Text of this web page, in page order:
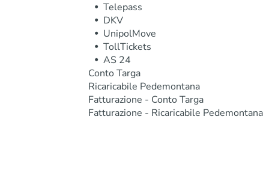
Telepass
DKV
UnipolMove
TollTickets
AS 24
Conto Targa
Ricaricabile Pedemontana
Fatturazione - Conto Targa
Fatturazione - Ricaricabile Pedemontana